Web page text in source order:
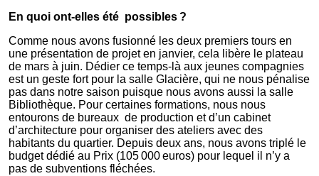
En quoi ont-elles été possibles ?
Comme nous avons fusionné les deux premiers tours en
une présentation de projet en janvier, cela libère le plateau
de mars à juin. Dédier ce temps-là aux jeunes compagnies
est un geste fort pour la salle Glacière, qui ne nous pénalise
pas dans notre saison puisque nous avons aussi la salle
Bibliothèque. Pour certaines formations, nous nous
entourons de bureaux de production et d’un cabinet
d’architecture pour organiser des ateliers avec des
habitants du quartier. Depuis deux ans, nous avons triplé le
budget dédié au Prix (105 000 euros) pour lequel il n’y a
pas de subventions fléchées.